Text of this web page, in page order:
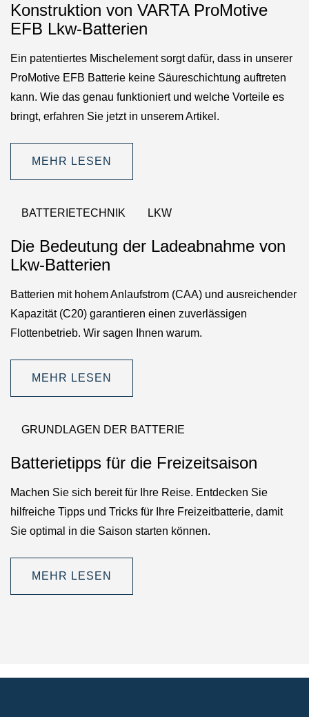
Konstruktion von VARTA ProMotive
EFB Lkw-Batterien
Ein patentiertes Mischelement sorgt dafür, dass in unserer
ProMotive EFB Batterie keine Säureschichtung auftreten
kann. Wie das genau funktioniert und welche Vorteile es
bringt, erfahren Sie jetzt in unserem Artikel.
MEHR LESEN
BATTERIETECHNIK LKW
Die Bedeutung der Ladeabnahme von
Lkw-Batterien
Batterien mit hohem Anlaufstrom (CAA) und ausreichender
Kapazität (C20) garantieren einen zuverlässigen
Flottenbetrieb. Wir sagen Ihnen warum.
MEHR LESEN
GRUNDLAGEN DER BATTERIE
Batterietipps für die Freizeitsaison
Machen Sie sich bereit für Ihre Reise. Entdecken Sie
hilfreiche Tipps und Tricks für Ihre Freizeitbatterie, damit
Sie optimal in die Saison starten können.
MEHR LESEN